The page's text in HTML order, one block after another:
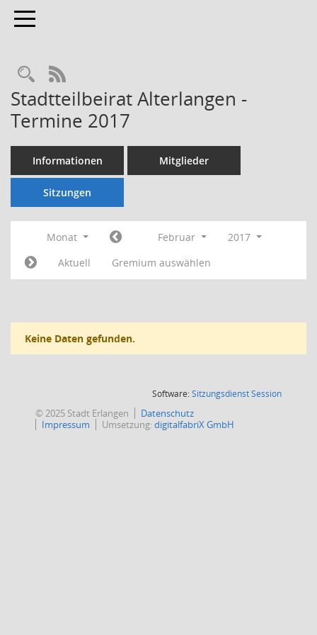
Toggle navigation
Rechercheauswahl
RSS-Feed
Stadtteilbeirat Alterlangen -
Termine 2017
Informationen Mitglieder
Sitzungen
Monat Februar
2017
Aktuell
Gremium auswählen
Keine Daten gefunden.
Software:SitzungsdienstSession(Wird in
© 2025 Stadt Erlangen
Datenschutz
Impressum
Umsetzung:digitalfabriX GmbH